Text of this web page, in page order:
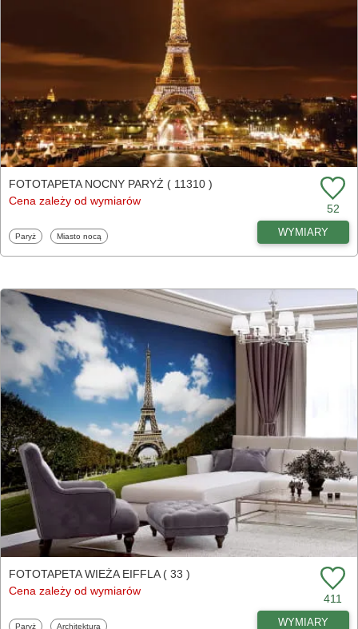
FOTOTAPETA NOCNY PARYŻ ( 11310 )
Cena zależy od wymiarów
52
Fototapety
Paryż Fototapety
Miasto nocą WYMIARY
FOTOTAPETA WIEŻA EIFFLA ( 33 )
Cena zależy od wymiarów
411
Fototapety
Paryż Fototapety
Architektura WYMIARY